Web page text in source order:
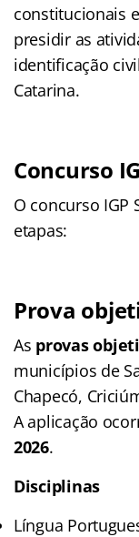
constitucionais
presidir as
identificação
Catarina.
Concurso
O concurso IGP
etapas:
Prova
As provas
municípios de
Chapecó,
A aplicação
2026.
Disciplinas
Língua